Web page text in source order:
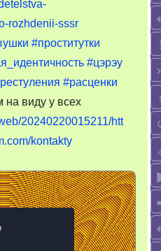
rozhdenii-sssr
#проститутки
#цэрэу
#расценки
на виду у всех
20240220015211/htt
kontakty